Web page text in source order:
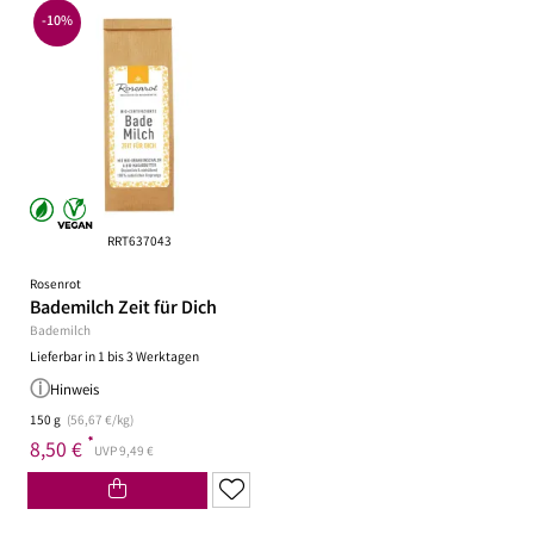
RRT637043
Rosenrot
Bademilch Zeit für Dich
Bademilch
Lieferbar in 1 bis 3 Werktagen
Hinweis
150 g (56,67 €/kg)
8,50 € *UVP 9,49 €
-10%